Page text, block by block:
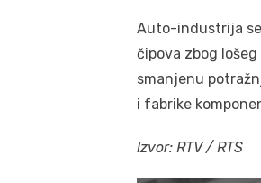
Auto-industrija se
čipova zbog
smanjenu
i fabrike
Izvor: RTV / RTS